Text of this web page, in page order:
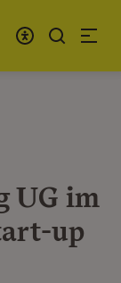
UG im
up